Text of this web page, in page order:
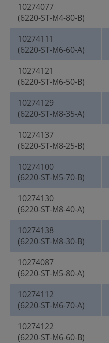
10274077
(6220-ST-M4-80-B)
10274111
(6220-ST-M6-60-A)
10274121
(6220-ST-M6-50-B)
10274129
(6220-ST-M8-35-A)
10274137
(6220-ST-M8-25-B)
10274100
(6220-ST-M5-70-B)
10274130
(6220-ST-M8-40-A)
10274138
(6220-ST-M8-30-B)
10274087
(6220-ST-M5-80-A)
10274112
(6220-ST-M6-70-A)
10274122
(6220-ST-M6-60-B)